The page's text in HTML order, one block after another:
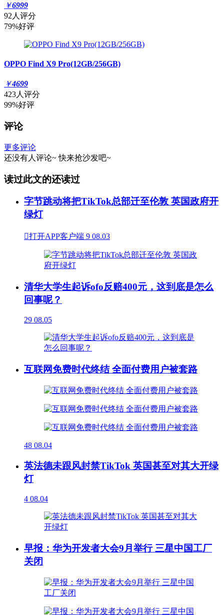
￥6999
92人评分
79%好评
OPPO Find X9 Pro(12GB/256GB)
￥4699
423人评分
99%好评
评论
更多评论
还没有人评论~ 快来抢沙发吧~
读过此文的还读过
字节跳动将把TikTok总部迁至伦敦 英国政府开
绿灯
打开APP客户端 9 08.03
清华大学生起诉ofo反赔400元，这到底是怎么
回事呢？
29 08.05
互联网免费时代终结 全面付费用户被套路
48 08.04
英法德未跟风封禁TikTok 英国甚至对其大开绿
灯
4 08.04
早报：华为开发者大会9月举行 三星中国工厂
关闭